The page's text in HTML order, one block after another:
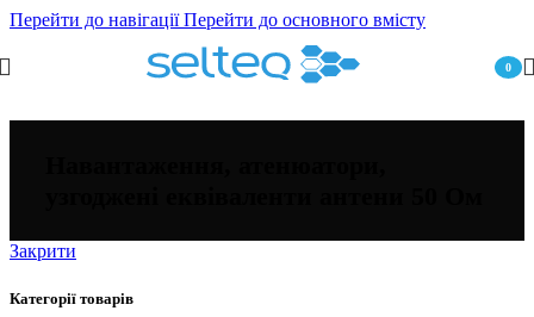
Перейти до навігаціїПерейти до основного вмісту
0
Закрити
Категорії товарів